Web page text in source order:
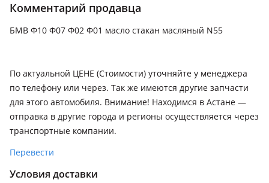
Комментарий продавца
БМВ Ф10 Ф07 Ф02 Ф01 масло стакан масляный N55
По актуальной ЦЕНЕ (Стоимости) уточняйте у менеджера
по телефону или через. Так же имеются другие запчасти
для этого автомобиля. Внимание! Находимся в Астане —
отправка в другие города и регионы осуществляется через
транспортные компании.
Перевести
Условия доставки